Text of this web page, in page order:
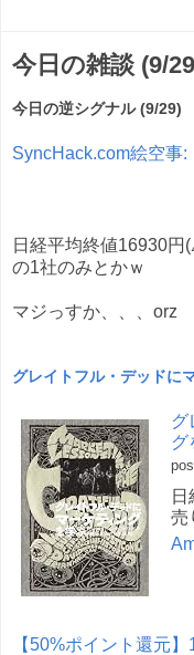
今日の雑談 (9/
今日の逆シグナル (9/29)
SyncHack.com絵空事
日経平均終値16930
の1社のみとかｗ
マジっすか、、、orz
グレイトフル・デッドに
グ
グ
売
【50%ポイント還元